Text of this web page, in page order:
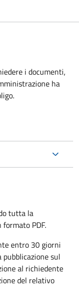
i documenti,
ha
tutta la
PDF.
entro 30 giorni
sul
al richiedente
del relativo